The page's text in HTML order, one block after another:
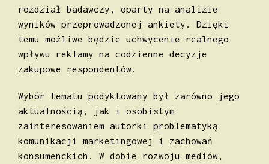
rozdział badawczy, oparty na analizie
wyników przeprowadzonej ankiety. Dzięki
temu możliwe będzie uchwycenie realnego
wpływu reklamy na codzienne decyzje
zakupowe respondentów.
Wybór tematu podyktowany był zarówno jego
aktualnością, jak i osobistym
zainteresowaniem autorki problematyką
komunikacji marketingowej i zachowań
konsumenckich. W dobie rozwoju mediów,